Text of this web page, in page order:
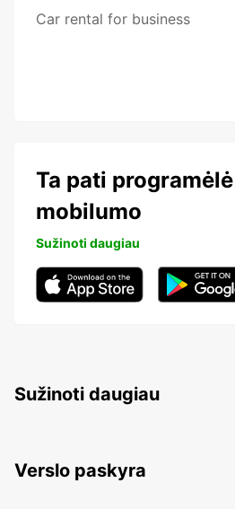
Car rental for business
Ta pati
mobilumo
Sužinoti daugiau
Sužinoti daugiau
Verslo paskyra